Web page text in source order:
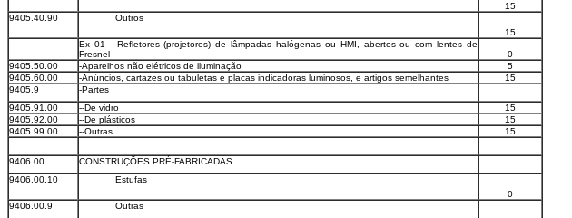
15
9405.40.90
Outros
15
Ex 01 - Refletores (projetores) de lâmpadas halógenas ou HMI, abertos ou com lentes de
Fresnel
0
9405.50.00
-Aparelhos não elétricos de iluminação
5
9405.60.00
-Anúncios, cartazes ou tabuletas e placas indicadoras luminosos, e artigos semelhantes
15
9405.9
-Partes
9405.91.00
--De vidro
15
9405.92.00
--De plásticos
15
9405.99.00
--Outras 15
9406.00
CONSTRUÇÕES PRÉ-FABRICADAS
9406.00.10
Estufas
0
9406.00.9
Outras